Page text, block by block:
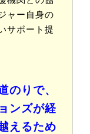
ャー自身の
サポート提
のりで、
ンズが経
えるため